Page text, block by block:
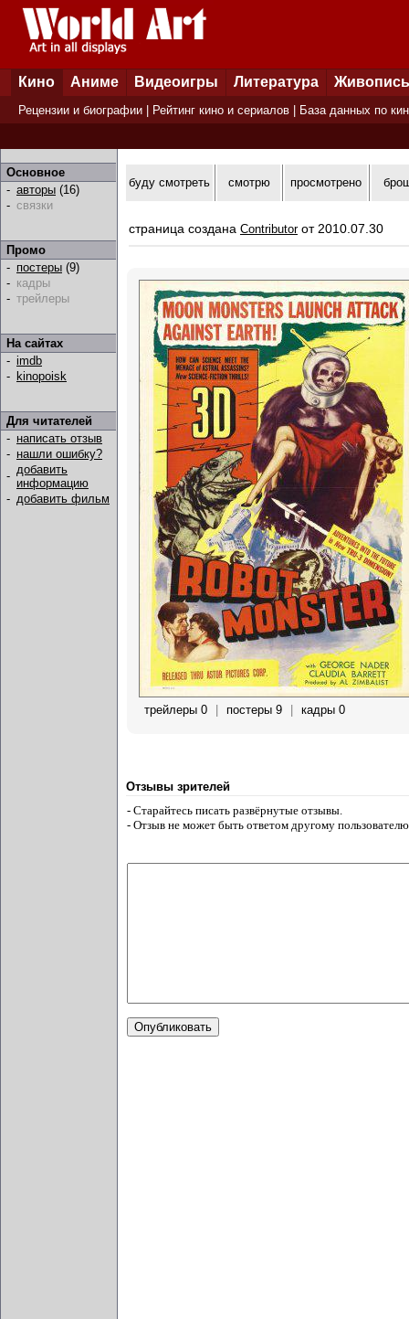
Кино Аниме Видеоигры Литература Живопись
Рецензии и биографии Рейтинг кино и сериалов База данных по
Основное
- авторы (16)
- связки
Промо
- постеры (9)
- кадры
- трейлеры
На сайтах
- imdb
- kinopoisk
Для читателей
- написать отзыв
- нашли ошибку?
- добавить
информацию
- добавить фильм
буду смотреть смотрю просмотрено
страница создана Contributorот 2010.07.30
трейлеры 0 постеры 9 кадры 0
Отзывы зрителей
- Старайтесь писать развёрнутые отзывы.
- Отзыв не может быть ответом другому